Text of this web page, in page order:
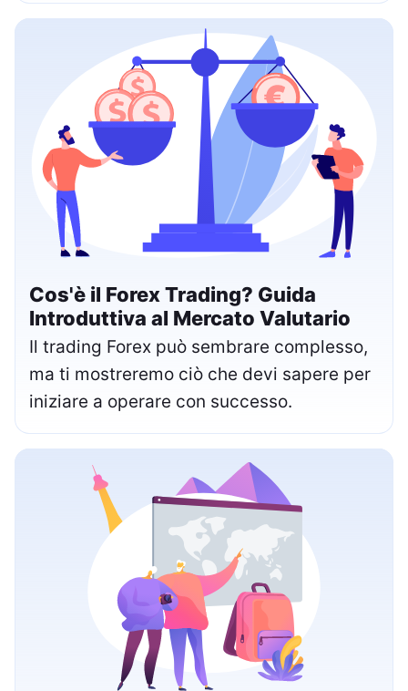
Cos'è il Forex Trading? Guida
Introduttiva al Mercato Valutario
Il trading Forex può sembrare complesso,
ma ti mostreremo ciò che devi sapere per
iniziare a operare con successo.